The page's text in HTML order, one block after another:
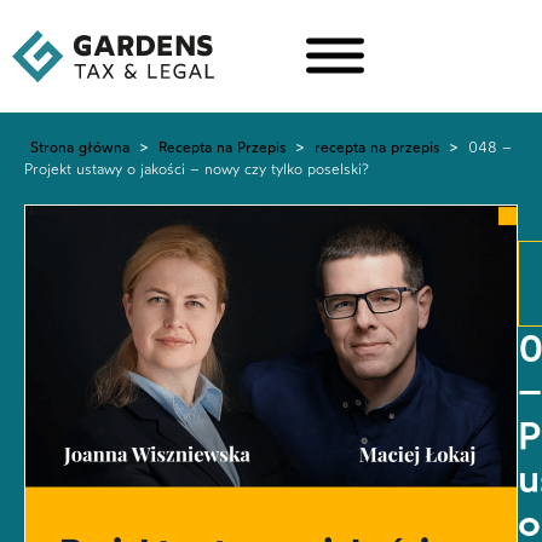
Strona główna > Recepta na Przepis > recepta na przepis >
048 –
Projekt ustawy o jakości – nowy czy tylko poselski?
–
o